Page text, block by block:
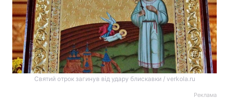
Святий отрок загинув від удару блискавки / verkola.ru
Реклама